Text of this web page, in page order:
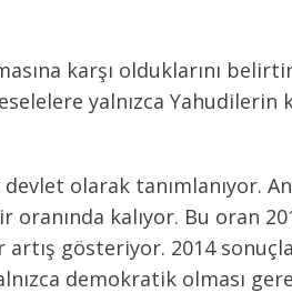
karşı olduklarını
yalnızca
olarak tanımlanıyor.
kalıyor. Bu oran
gösteriyor. 2014
demokratik olması